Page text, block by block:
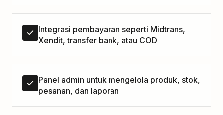
Integrasi pembayaran seperti Midtrans,
Xendit, transfer bank, atau COD
Panel admin untuk mengelola produk, stok,
pesanan, dan laporan